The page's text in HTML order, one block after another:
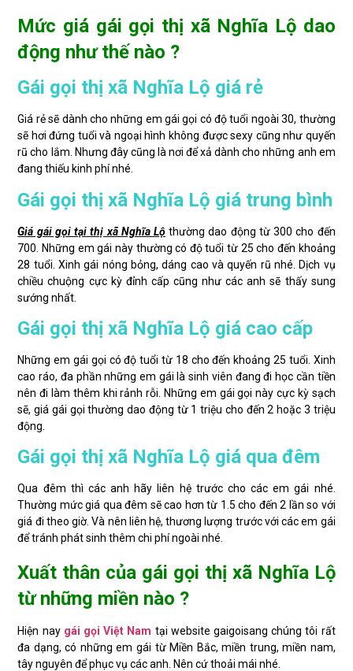
Mức giá gái gọi thị xã Nghĩa Lộ dao
động như thế nào ?
Gái gọi thị xã Nghĩa Lộ giá rẻ
Giá rẻ sẽ dành cho những em gái gọi có độ tuổi ngoài 30, thường
sẽ hơi đứng tuổi và ngoại hình không được sexy cũng như quyến
rũ cho lắm. Nhưng đây cũng là nơi để xả dành cho những anh em
đang thiếu kinh phí nhé.
Gái gọi thị xã Nghĩa Lộ giá trung bình
Giá gái gọi tại thị xã Nghĩa Lộ thường dao động từ 300 cho đến
700. Những em gái này thường có độ tuổi từ 25 cho đến khoảng
28 tuổi. Xinh gái nóng bỏng, dáng cao và quyến rũ nhé. Dịch vụ
chiều chuộng cực kỳ đỉnh cấp cũng như các anh sẽ thấy sung
sướng nhất.
Gái gọi thị xã Nghĩa Lộ giá cao cấp
Những em gái gọi có độ tuổi từ 18 cho đến khoảng 25 tuổi. Xinh
cao ráo, đa phần những em gái là sinh viên đang đi học cần tiền
nên đi làm thêm khi rảnh rỗi. Những em gái gọi này cực kỳ sạch
sẽ, giá gái gọi thường dao động từ 1 triệu cho đến 2 hoặc 3 triệu
động.
Gái gọi thị xã Nghĩa Lộ giá qua đêm
Qua đêm thì các anh hãy liên hệ trước cho các em gái nhé.
Thường mức giá qua đêm sẽ cao hơn từ 1.5 cho đến 2 lần so với
giá đi theo giờ. Và nên liên hệ, thương lượng trước với các em gái
để tránh phát sinh thêm chi phí ngoài nhé.
Xuất thân của gái gọi thị xã Nghĩa Lộ
từ những miền nào ?
Hiện nay gái gọi Việt Nam tại website gaigoisang chúng tôi rất
đa dạng, có những em gái từ Miền Bắc, miền trung, miền nam,
tây nguyên để phục vụ các anh. Nên cứ thoải mái nhé.